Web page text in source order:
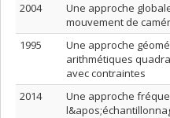
2004
Une approche
mouvement de
1995
Une approche
arithmétiques
avec contraintes
2014
Une approche